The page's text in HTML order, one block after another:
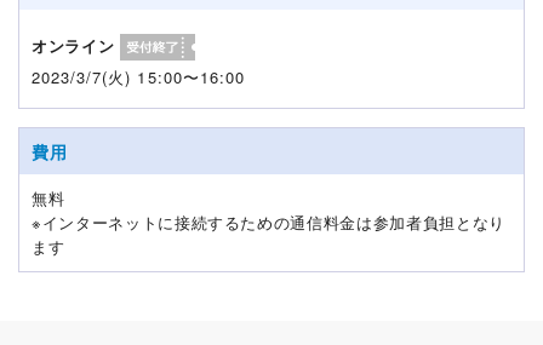
オンライン
2023/3/7(火) 15:00〜16:00
費用
無料
※インターネットに接続するための通信料金は参加者負担となり
ます